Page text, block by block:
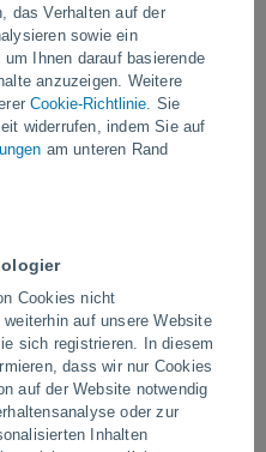
das Verhalten auf der
sowie ein
Ihnen darauf basierende
anzuzeigen. Weitere
Cookie-Richtlinie. Sie
widerrufen, indem Sie auf
am unteren Rand
Cookies nicht
auf unsere Website
sich registrieren. In diesem
dass wir nur Cookies
auf der Website notwendig
oder zur
Inhalten
Ausbruch und intensive
Vulkan Fuego,